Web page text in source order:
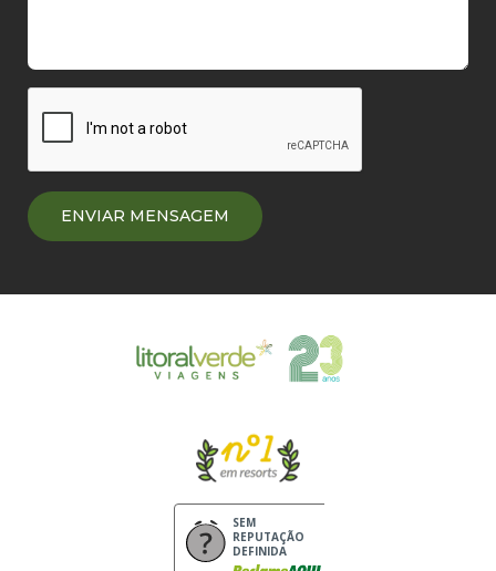
SEM
REPUTAÇÃO
DEFINIDA